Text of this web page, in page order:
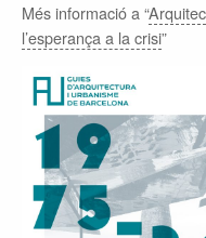
Més informació a “
l’esperança a la crisi”